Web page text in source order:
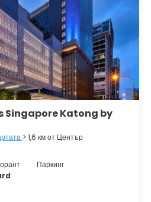
Singapore Katong by
> 1,6 км от Център
Паркинг